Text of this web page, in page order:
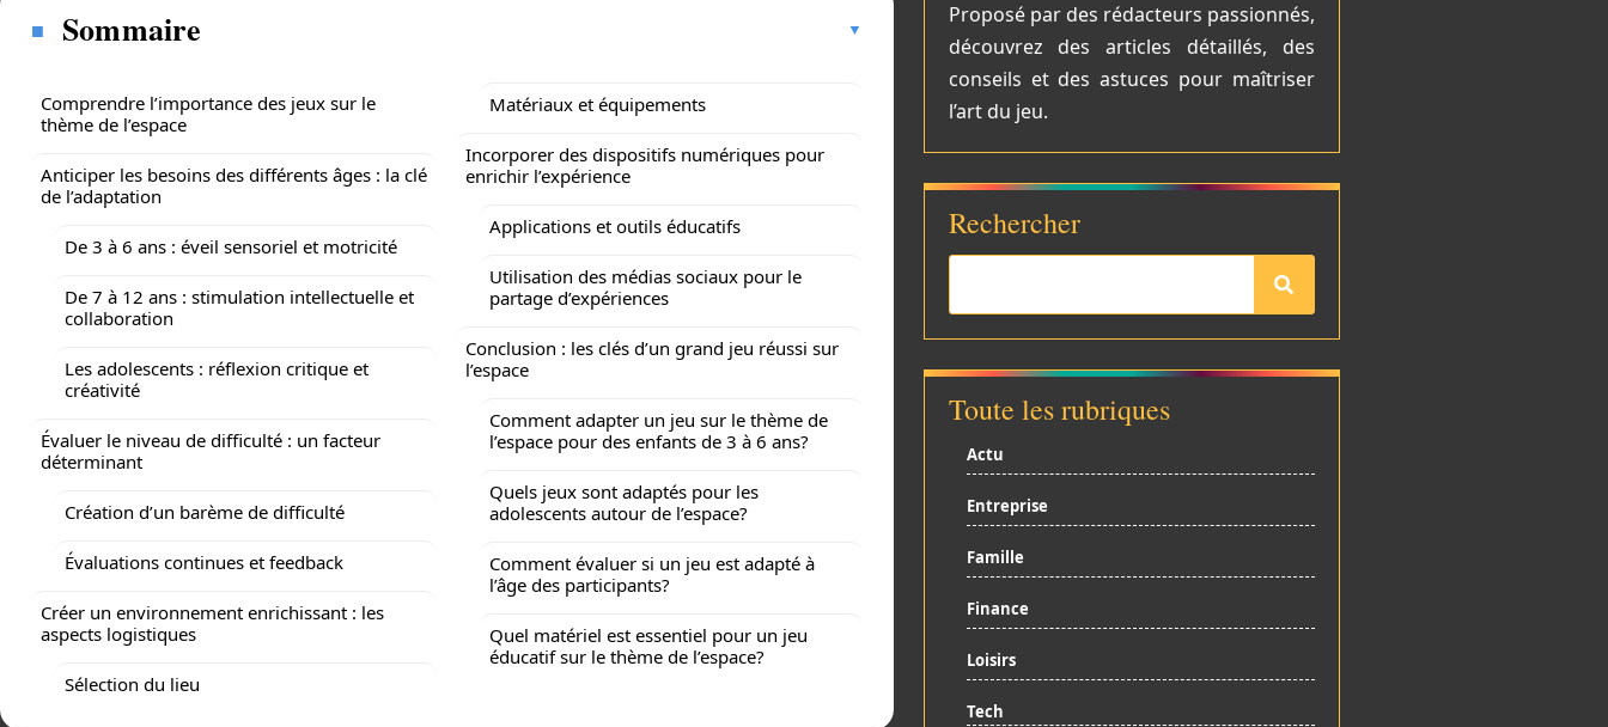
Sommaire
Comprendre l’importance des jeux sur le
thème de l’espace
Anticiper les besoins des différents âges : la clé
de l’adaptation
De 3 à 6 ans : éveil sensoriel et motricité
De 7 à 12 ans : stimulation intellectuelle et
collaboration
Les adolescents : réflexion critique et
créativité
Évaluer le niveau de difficulté : un facteur
déterminant
Création d’un barème de difficulté
Évaluations continues et feedback
Créer un environnement enrichissant : les
aspects logistiques
Sélection du lieu
Matériaux et équipements
Incorporer des dispositifs numériques pour
enrichir l’expérience
Applications et outils éducatifs
Utilisation des médias sociaux pour le
partage d’expériences
Conclusion : les clés d’un grand jeu réussi sur
l’espace
Comment adapter un jeu sur le thème de
l’espace pour des enfants de 3 à 6 ans?
Quels jeux sont adaptés pour les
adolescents autour de l’espace?
Comment évaluer si un jeu est adapté à
l’âge des participants?
Quel matériel est essentiel pour un jeu
éducatif sur le thème de l’espace?
Proposé par des rédacteurs passionnés,
découvrez des articles détaillés, des
conseils et des astuces pour maîtriser
l’art du jeu.
Rechercher
Toute les rubriques
Actu
Entreprise
Famille
Finance
Loisirs
Tech